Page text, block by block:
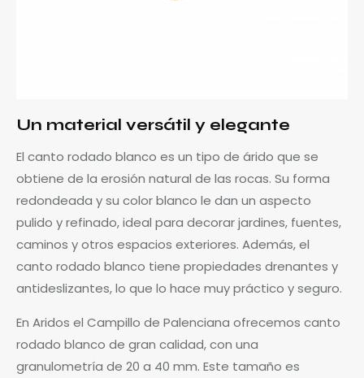
Un material versátil y elegante
El canto rodado blanco es un tipo de árido que se
obtiene de la erosión natural de las rocas. Su forma
redondeada y su color blanco le dan un aspecto
pulido y refinado, ideal para decorar jardines, fuentes,
caminos y otros espacios exteriores. Además, el
canto rodado blanco tiene propiedades drenantes y
antideslizantes, lo que lo hace muy práctico y seguro.
En Aridos el Campillo de Palenciana ofrecemos canto
rodado blanco de gran calidad, con una
granulometría de 20 a 40 mm. Este tamaño es